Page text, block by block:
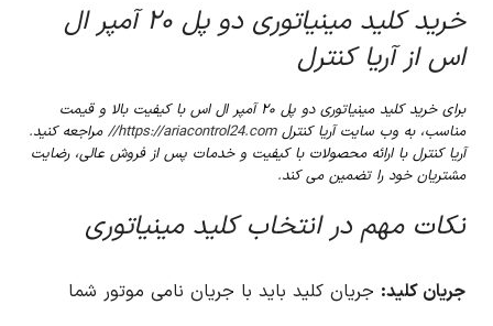
خرید کلید مینیاتوری دو پل ۲۰ آمپر ال
اس از آریا کنترل
برای خرید کلید مینیاتوری دو پل ۲۰ آمپر ال اس با کیفیت بالا و قیمت
مناسب، به وب سایت آریا کنترلhttps://ariacontrol24.com//
مراجعه کنید.
آریا کنترل با ارائه محصولات با کیفیت و خدمات پس از فروش عالی، رضایت
مشتریان خود را تضمین می کند.
نکات مهم در انتخاب کلید مینیاتوری
جریان کلید: جریان کلید باید با جریان نامی موتور شما